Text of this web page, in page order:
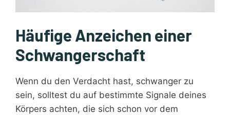
Häufige Anzeichen einer
Schwangerschaft
Wenn du den Verdacht hast, schwanger zu
sein, solltest du auf bestimmte Signale deines
Körpers achten, die sich schon vor dem